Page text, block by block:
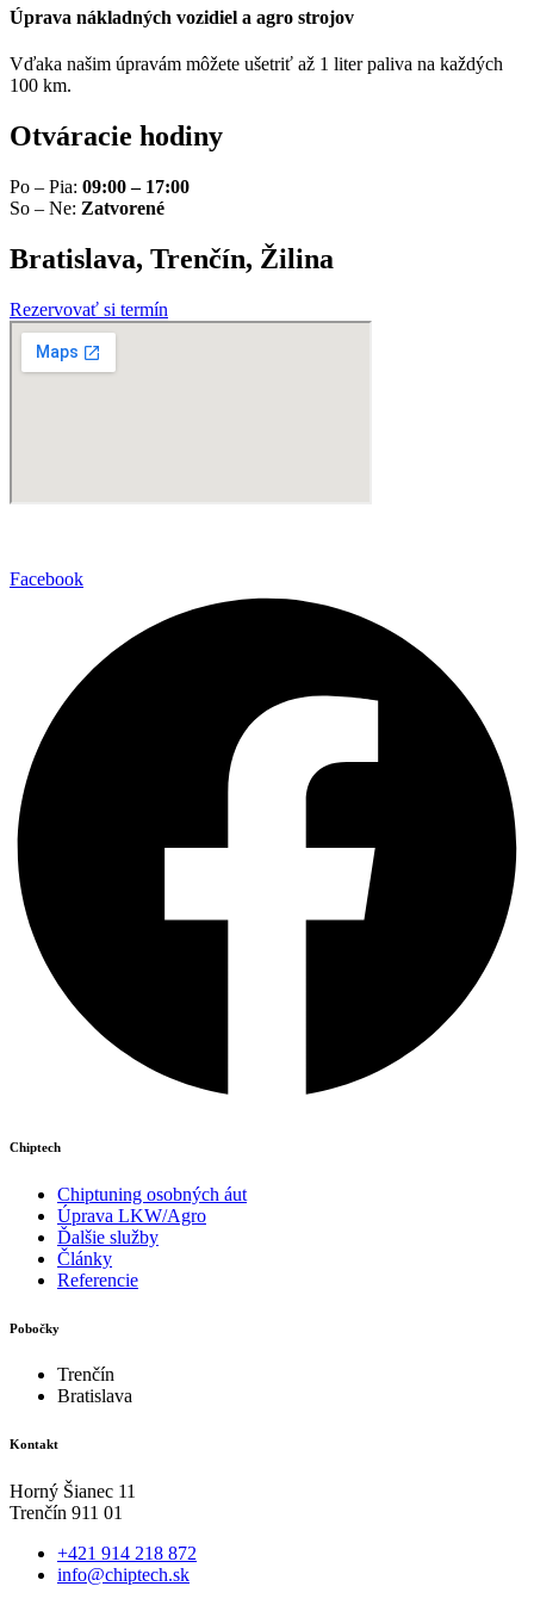
Úprava nákladných vozidiel a agro strojov
Vďaka našim úpravám môžete ušetriť až 1 liter paliva na každých
100 km.
Otváracie hodiny
Po – Pia: 09:00 – 17:00
So – Ne: Zatvorené
Bratislava, Trenčín, Žilina
Rezervovať si termín
Facebook
Chiptech
Chiptuning osobných áut
Úprava LKW/Agro
Ďalšie služby
Články
Referencie
Pobočky
Trenčín
Bratislava
Kontakt
Horný Šianec 11
Trenčín 911 01
+421 914 218 872
info@chiptech.sk